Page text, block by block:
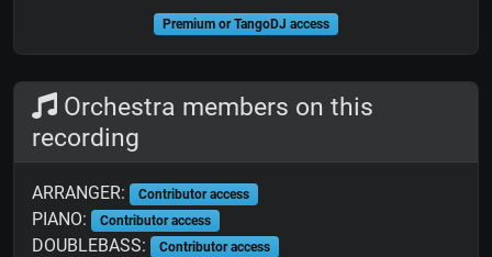
Premium or TangoDJ access
Orchestra members on this
recording
ARRANGER: Contributor access
PIANO: Contributor access
DOUBLEBASS: Contributor access